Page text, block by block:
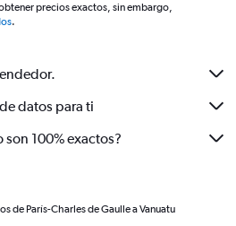
precios exactos, sin embargo,
.
datos para ti
son 100% exactos?
de París-Charles de Gaulle a Vanuatu